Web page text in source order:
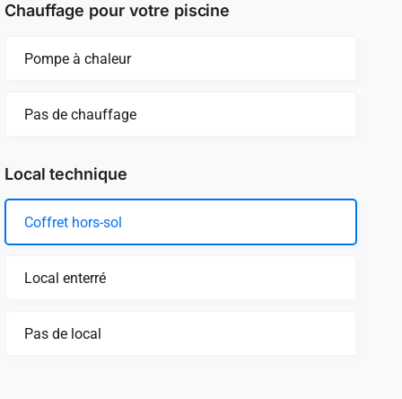
Chauffage pour votre piscine
Pompe à chaleur
Pas de chauffage
Local technique
Coffret hors-sol
Local enterré
Pas de local